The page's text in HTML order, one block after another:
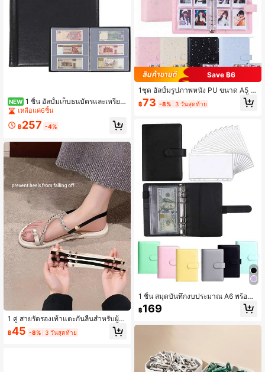
NEW 1 ชิ้น อัลบั้มเก็บธนบัตรและเหรียญ
ความจุขนาดใหญ่ พร้อมหน้าใส แฟ้ม P
ธนบัตร และสกุลเงินประวัติศาสตร์ เหม
เหลือแค่6ชิ้น
฿257 -4%
1 คู่ สายรัดรองเท้าแตะกันลื่นสำหรับผู้ห
ญิง, ตัวยึดส้นเท้าแบบปรับได้, ระบบล็อ
คส้นเท้าแบบใสไม่ต้องติดตั้ง, เหมาะสำ
฿45 -8% 3 วันสุดท้าย
Save ฿6
1ชุด อัลบั้มรูปภาพหนัง PU ขนาด A5 แ
บบหลวม ลายดาวและดวงจันทร์บนพื้น
หลัง รวม 25 หน้าภายใน หนังสือเก็บสะ
สำหรับแฟ้มเก็บการ์ดแบบหลวม การสะ
สมรูปภาพ การ์ดรูปภาพ
฿73 -8% 3 วันสุดท้าย
1 ชิ้น สมุดบันทึกงบประมาณ A6 พร้อมซ
องเงินสด สมุดบันทึกการออมเงิน แผนง
บประมาณ สมุดบันทึกหนัง PU พร้อม 1
฿169